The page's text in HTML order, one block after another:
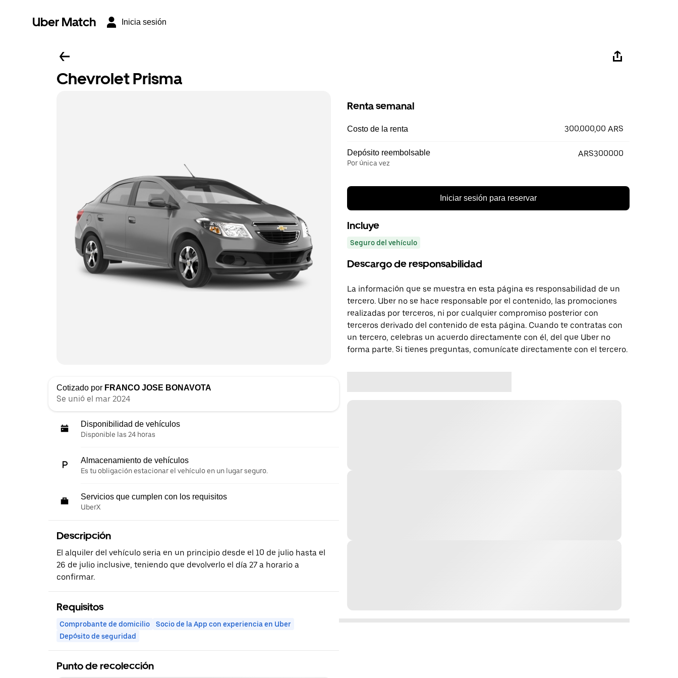
Uber Match Inicia sesión
Chevrolet Prisma
Cotizado por FRANCO JOSE BONAVOTA
Se unió el mar 2024
Disponibilidad de vehículos
Disponible las 24 horas
Almacenamiento de vehículos
Es tu obligación estacionar el vehículo en un lugar seguro.
Servicios que cumplen con los requisitos
UberX
Descripción
El alquiler del vehículo seria en un principio desde el 10 de julio hasta el
26 de julio inclusive, teniendo que devolverlo el día 27 a horario a
confirmar.
Requisitos
Comprobante de domicilio
Socio de la App con experiencia en Uber
Depósito de seguridad
Punto de recolección
Renta semanal
Costo de la renta 300.000,00 ARS
Depósito reembolsable
Por única vez
ARS300000
Iniciar sesión para reservar
Incluye
Seguro del vehículo
Descargo de responsabilidad
La información que se muestra en esta página es responsabilidad de un
tercero. Uber no se hace responsable por el contenido, las promociones
realizadas por terceros, ni por cualquier compromiso posterior con
terceros derivado del contenido de esta página. Cuando te contratas con
un tercero, celebras un acuerdo directamente con él, del que Uber no
forma parte. Si tienes preguntas, comunícate directamente con el tercero.